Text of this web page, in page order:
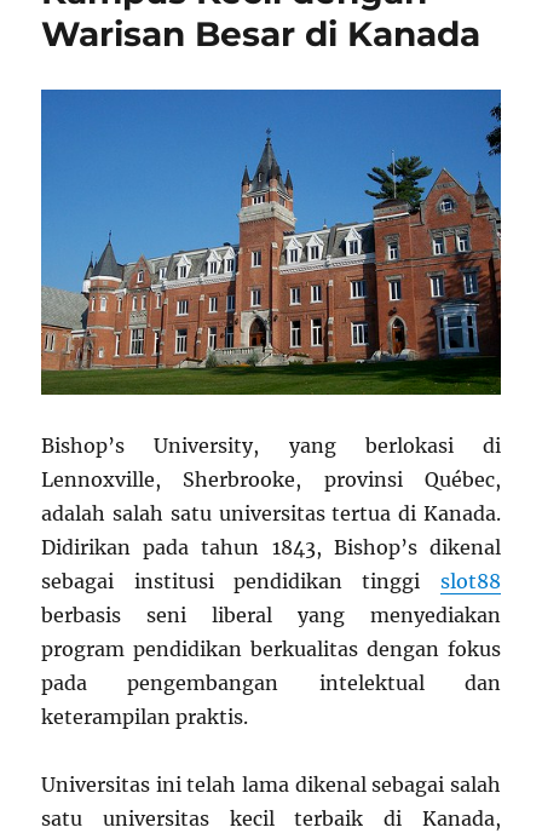
Warisan Besar di Kanada
Bishop’s University, yang berlokasi di
Lennoxville, Sherbrooke, provinsi Québec,
adalah salah satu universitas tertua di Kanada.
Didirikan pada tahun 1843, Bishop’s dikenal
sebagai institusi pendidikan tinggi slot88
berbasis seni liberal yang menyediakan
program pendidikan berkualitas dengan fokus
pada pengembangan intelektual dan
keterampilan praktis.
Universitas ini telah lama dikenal sebagai salah
satu universitas kecil terbaik di Kanada,